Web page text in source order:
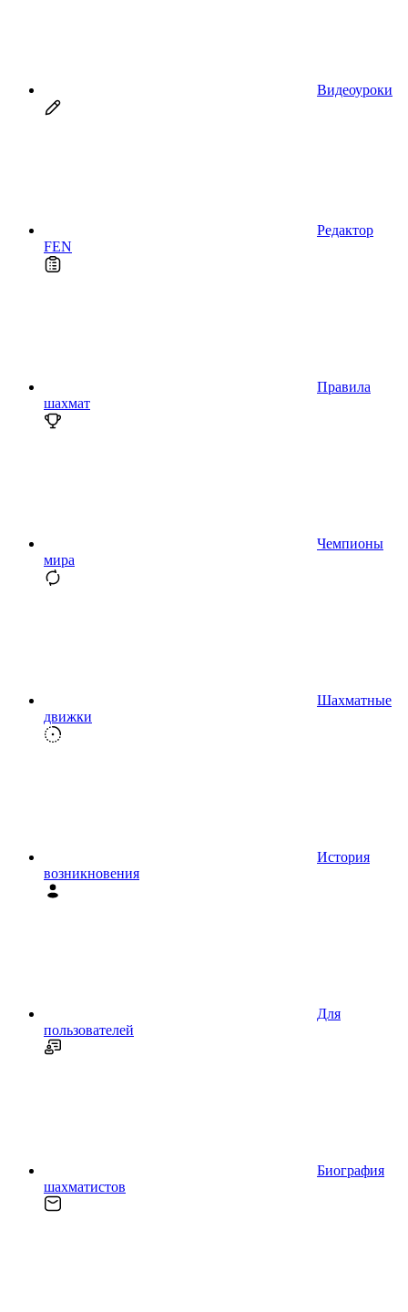
Видеоуроки
Редактор
FEN
Правила
шахмат
Чемпионы
мира
Шахматные
движки
История
возникновения
Для
пользователей
Биография
шахматистов